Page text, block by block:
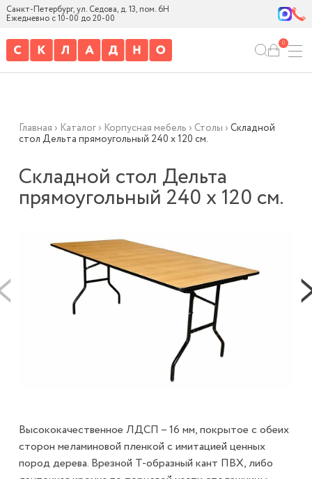
Санкт-Петербург, ул. Седова, д. 13, пом. 6Н
Ежедневно с 10-00 до 20-00
0
Главная › Каталог› Корпусная мебель › Столы › Складной
стол Дельта прямоугольный 240 х 120 см.
Складной стол Дельта
прямоугольный 240 х 120 см.
Высококачественное ЛДСП – 16 мм, покрытое с обеих
сторон меламиновой пленкой с имитацией ценных
пород дерева. Врезной Т-образный кант ПВХ, либо